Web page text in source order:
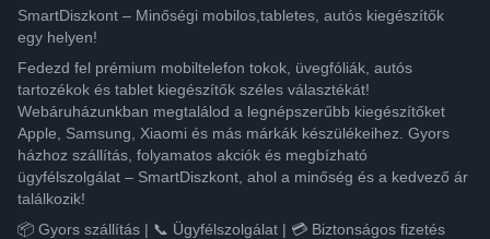
SmartDiszkont – Minőségi mobilos,tabletes, autós kiegészítők
egy helyen!
Fedezd fel prémium mobiltelefon tokok, üvegfóliák, autós
tartozékok és tablet kiegészítők széles választékát!
Webáruházunkban megtalálod a legnépszerűbb kiegészítőket
Apple, Samsung, Xiaomi és más márkák készülékeihez. Gyors
házhoz szállítás, folyamatos akciók és megbízható
ügyfélszolgálat – SmartDiszkont, ahol a minőség és a kedvező ár
találkozik!
📦 Gyors szállítás | 📞 Ügyfélszolgálat | 💳 Biztonságos fizetés